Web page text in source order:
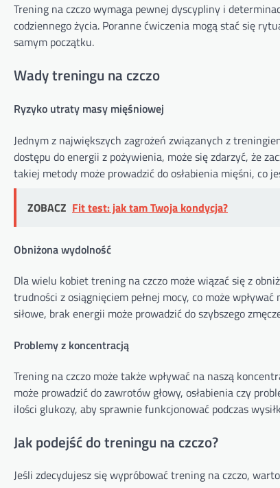
Trening na czczo wymaga pewnej dyscypliny i
codziennego życia. Poranne ćwiczenia mogą stać się
samym początku.
Wady treningu na czczo
Ryzyko utraty masy mięśniowej
Jednym z największych zagrożeń związanych z
dostępu do energii z pożywienia, może się zdarzyć, że
takiej metody może prowadzić do osłabienia mięśni, co
ZOBACZ Fit test: jak tam Twoja kondycja?
Obniżona wydolność
Dla wielu kobiet trening na czczo może wiązać się z
trudności z osiągnięciem pełnej mocy, co może
siłowe, brak energii może prowadzić do szybszego
Problemy z koncentracją
Trening na czczo może także wpływać na naszą
może prowadzić do zawrotów głowy, osłabienia czy
ilości glukozy, aby sprawnie funkcjonować podczas
Jak podejść do treningu na czczo?
Jeśli zdecydujesz się wypróbować trening na czczo,